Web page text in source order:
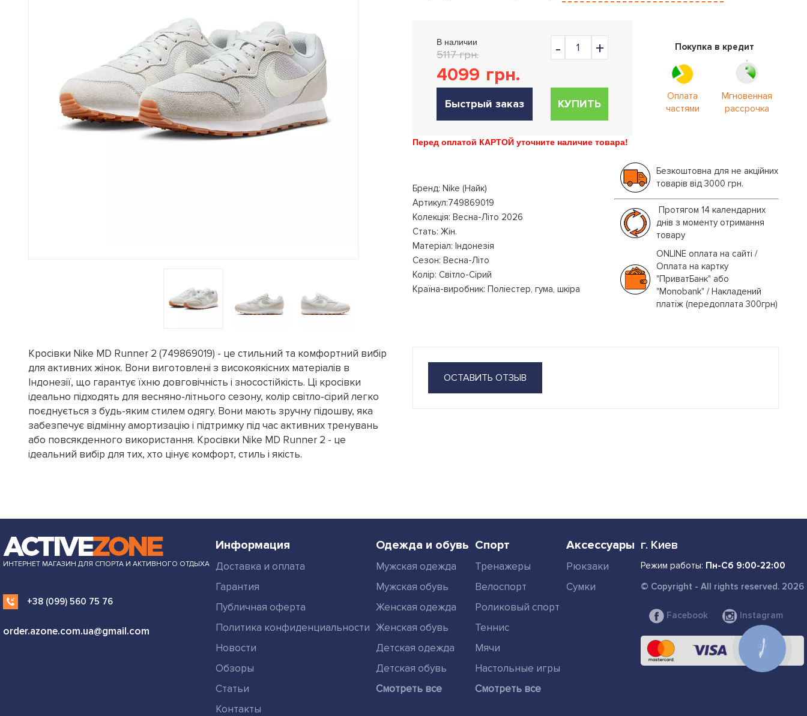
Кросівки Nike MD Runner 2 (749869019) - це стильний та комфортний вибір
для активних жінок. Вони виготовлені з високоякісних матеріалів в
Індонезії, що гарантує їхню довговічність і зносостійкість. Ці кросівки
ідеально підходять для весняно-літнього сезону, колір світло-сірий легко
поєднується з будь-яким стилем одягу. Вони мають зручну підошву, яка
забезпечує відмінну амортизацію і підтримку під час активних тренувань
або повсякденного використання. Кросівки Nike MD Runner 2 - це
ідеальний вибір для тих, хто цінує комфорт, стиль і якість.
В наличии
5117 грн.
4099 грн.
Быстрый заказ КУПИТЬ
Покупка в кредит
Оплата
частями
Мгновенная
рассрочка
Перед оплатой КАРТОЙ уточните наличие товара!
Бренд: Nike (Найк)
Артикул:749869019
Колекція: Весна-Літо 2026
Стать: Жін.
Матеріал: Індонезія
Сезон: Весна-Літо
Колір: Світло-Сірий
Країна-виробник: Поліестер, гума, шкіра
Безкоштовна для не акційних
товарів від 3000 грн.
Протягом 14 календарних
днів з моменту отримання
товару
ONLINE оплата на сайті /
Оплата на картку
"ПриватБанк" або
"Monobank" / Накладений
платіж (передоплата 300грн)
ОСТАВИТЬ ОТЗЫВ
ИНТЕРНЕТ МАГАЗИН ДЛЯ СПОРТА И АКТИВНОГО ОТДЫХА
+38 (099) 560 75 76
order.azone.com.ua@gmail.com
Информация
Доставка и оплата
Гарантия
Публичная оферта
Политика конфиденциальности
Новости
Обзоры
Статьи
Контакты
Одежда и обувь
Мужская одежда
Мужская обувь
Женская одежда
Женская обувь
Детская одежда
Детская обувь
Смотреть все
Спорт
Тренажеры
Велоспорт
Роликовый спорт
Теннис
Мячи
Настольные игры
Смотреть все
Аксессуары
Рюкзаки
Сумки
г. Киев
Режим работы: Пн-Сб 9:00-22:00
© Copyright - All rights reserved. 2026
Facebook Instagram
КНОПКА
СВЯЗИ